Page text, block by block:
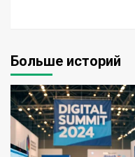
Больше историй